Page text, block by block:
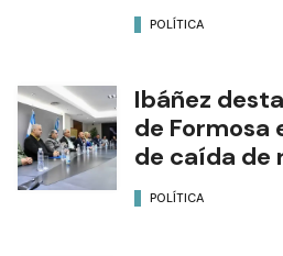
POLÍTICA
Ibáñez
de Formosa
de caída de
POLÍTICA